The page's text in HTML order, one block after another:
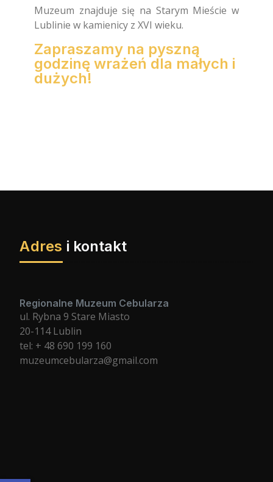
Muzeum znajduje się na Starym Mieście w
Lublinie w kamienicy z XVI wieku.
Zapraszamy na pyszną
godzinę wrażeń dla małych i
dużych!
Adres i kontakt
Regionalne Muzeum Cebularza
ul. Rybna 9 Stare Miasto
20-114 Lublin
tel: + 48 690 199 160
muzeumcebularza@gmail.com